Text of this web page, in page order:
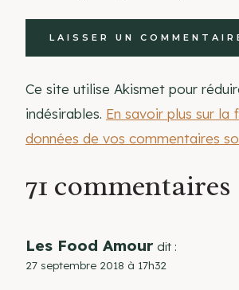
Ce site utilise Akismet pour
indésirables. En savoir plus sur la
données de vos commentaires
71 commentaires
Les Food Amour dit :
27 septembre 2018 à 17h32